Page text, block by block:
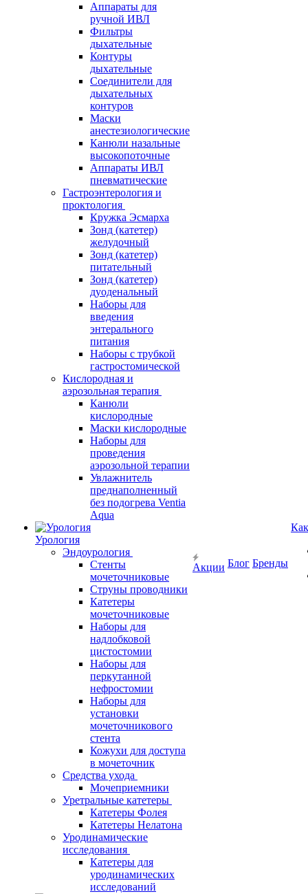
Аппараты для
ручной ИВЛ
Фильтры
дыхательные
Контуры
дыхательные
Соединители для
дыхательных
контуров
Маски
анестезиологические
Канюли назальные
высокопоточные
Аппараты ИВЛ
пневматические
Гастроэнтерология и
проктология
Кружка Эсмарха
Зонд (катетер)
желудочный
Зонд (катетер)
питательный
Зонд (катетер)
дуоденальный
Наборы для
введения
энтерального
питания
Наборы с трубкой
гастростомической
Кислородная и
аэрозольная терапия
Канюли
кислородные
Маски кислородные
Наборы для
проведения
аэрозольной терапии
Увлажнитель
преднаполненный
без подогрева Ventia
Aqua
Урология
Эндоурология
Стенты
мочеточниковые
Струны проводники
Катетеры
мочеточниковые
Наборы для
надлобковой
цистостомии
Наборы для
перкутанной
нефростомии
Наборы для
установки
мочеточникового
стента
Кожухи для доступа
в мочеточник
Средства ухода
Мочеприемники
Уретральные катетеры
Катетеры Фолея
Катетеры Нелатона
Уродинамические
исследования
Катетеры для
уродинамических
исследований
Акции Блог Бренды